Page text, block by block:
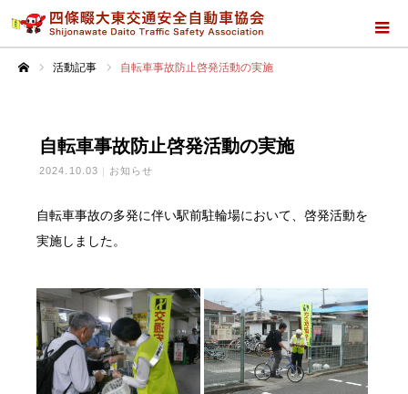
活動記事 自転車事故防止啓発活動の実施
自転車事故防止啓発活動の実施
2024.10.03 お知らせ
自転車事故の多発に伴い駅前駐輪場において、啓発活動を
実施しました。